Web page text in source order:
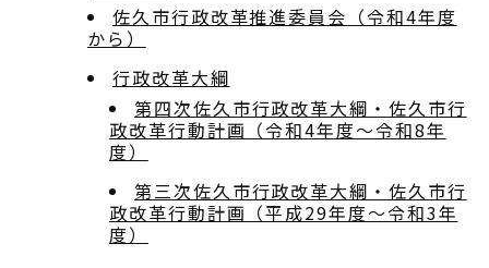
佐久市行政改革推進委員会（令和4年度
から）
行政改革大綱
第四次佐久市行政改革大綱・佐久市行
政改革行動計画（令和4年度～令和8年
度）
第三次佐久市行政改革大綱・佐久市行
政改革行動計画（平成29年度～令和3年
度）